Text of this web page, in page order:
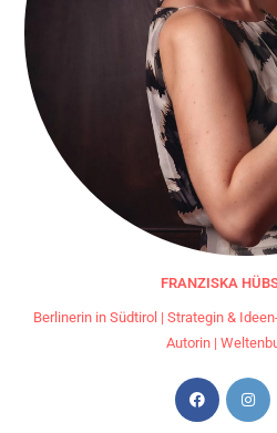
FRANZISKA
Berlinerin in Südtirol | Strategin &
Autorin |